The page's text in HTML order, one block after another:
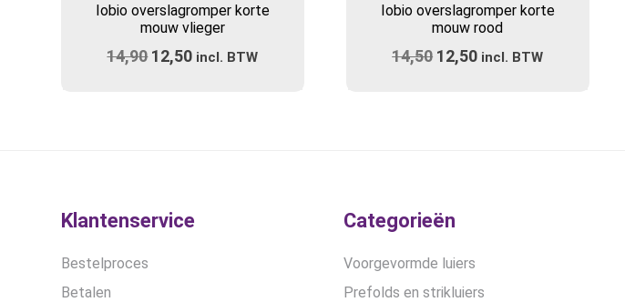
heeft
meerdere
variaties.
productpagina
Iobio overslagromper korte
mouw vlieger
14,90 Oorspronkelijke
12,50 Huidige
incl. BTW
heeft
meerdere
variaties.
Iobio overslagromper korte
mouw rood
14,50 Oorspronkelijke
12,50 Huidige
incl. BTW
Klantenservice
Bestelproces
Betalen
Categorieën
Voorgevormde luiers
Prefolds en strikluiers